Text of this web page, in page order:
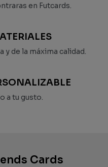
en Futcards.
y de la máxima calidad.
a tu gusto.
Cards